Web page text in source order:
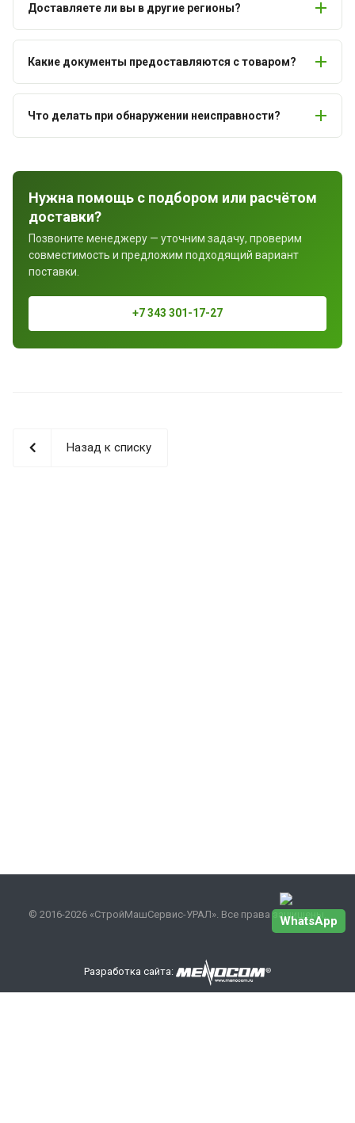
Доставляете ли вы в другие регионы?
Какие документы предоставляются с товаром?
Что делать при обнаружении неисправности?
Нужна помощь с подбором или расчётом
доставки?
Позвоните менеджеру — уточним задачу, проверим
совместимость и предложим подходящий вариант
поставки.
+7 343 301-17-27
Назад к списку
© 2016-2026 «СтройМашСервис-УРАЛ». Все права защищены.
Разработка сайта:
WhatsApp